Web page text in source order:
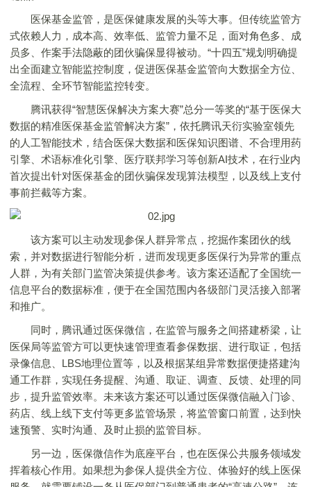
医保基金监管，是医保健康发展的头等大事。但传统监管方
式依赖人力，成本高、效率低、监管力量不足，面对角色多、成
员多、作案手法隐蔽的团伙骗保显得被动。“十四五”规划明确提
出全面建立智能监控制度，促进医保基金监管向大数据全方位、
全流程、全环节智能监控转变。
腾讯获得“智慧医保解决方案大赛”总分一等奖的“基于医保大
数据的精准医保基金监管解决方案”，依托腾讯天衍实验室领先
的人工智能技术，结合医保大数据和医保知识图谱、不合理用药
引擎、术语标准化引擎、医疗联邦学习等创新AI技术，在行业内
首次提出针对医保基金的团伙骗保发现算法模型，以及线上支付
事前拦截等方案。
该方案可以主动发现参保人群异常点，挖掘作案团伙的线
索，并对数据进行智能分析，进而发现更多医保行为异常的重点
人群，为有关部门监管决策提供参考。该方案还适配了全国统一
信息平台的数据标准，便于在全国范围内各级部门灵活接入部署
和推广。
同时，腾讯通过医保微信，在监管与服务之间搭建桥梁，让
医保局等监管方可以更快速管理查看参保数据、进行取证，包括
录像信息、LBS地理位置等，以及根据某组异常数据便捷搭建沟
通工作群，实现任务提醒、沟通、取证、调查、反馈、处理的同
步，提升监管效率。未来该方案还可以通过医保微信融入门诊、
药店、线上线下支付等更多监管场景，将监管窗口前置，达到快
速预警、实时沟通、及时止损的监管目标。
另一边，医保微信作为底座平台，也在医保公共服务领域发
挥着核心作用。如果想为参保人提供全方位、体验好的线上医保